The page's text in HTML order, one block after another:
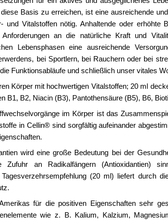
Basis zu erreichen, ist eine ausreichende
und Vitalstoffen nötig. Anhaltende oder erhöhte
Anforderungen an die natürliche Kraft und
Lebensphasen eine ausreichende
bei Sportlern, bei Rauchern oder bei
Funktionsabläufe und schließlich unser vitales
Körper mit hochwertigen Vitalstoffen; 20 ml
B1, B2, Niacin (B3), Pantothensäure (B5), B6,
im Körper ist das
in Cellin® sind sorgfältig aufeinander
wird eine große Bedeutung bei der
Zufuhr an Radikalfängern (Antioxidantien)
(20 ml) liefert durch
für die positiven Eigenschaften sehr
wie z. B. Kalium, Kalzium,